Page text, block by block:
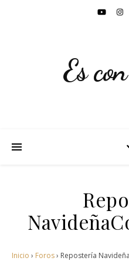
Es
Inicio › Foros› Repostería